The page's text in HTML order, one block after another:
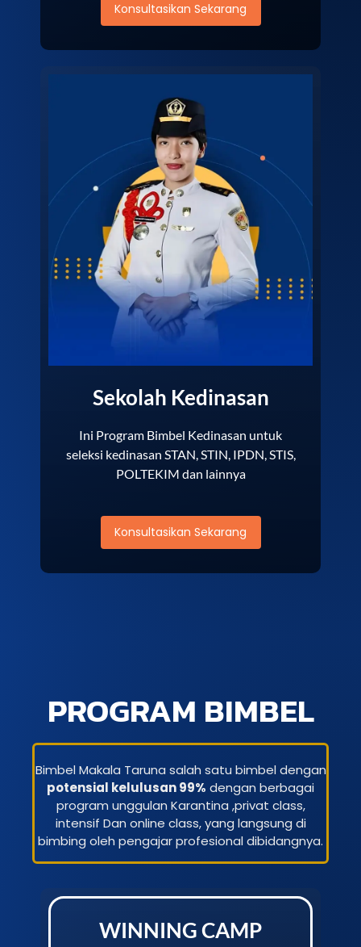
Konsultasikan Sekarang
Sekolah Kedinasan
Ini Program Bimbel Kedinasan untuk
seleksi kedinasan STAN, STIN, IPDN, STIS,
POLTEKIM dan lainnya
Konsultasikan Sekarang
PROGRAM BIMBEL
Bimbel Makala Taruna salah satu bimbel dengan
potensial kelulusan 99% dengan berbagai
program unggulan Karantina ,privat class,
intensif Dan online class, yang langsung di
bimbing oleh pengajar profesional dibidangnya.
WINNING CAMP